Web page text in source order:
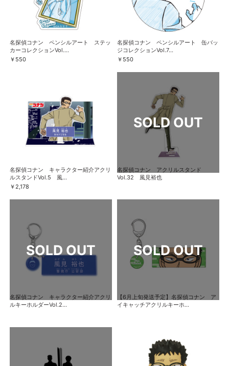
名探偵コナン ペンシルアート ステッ
カーコレクションVol....
￥550
名探偵コナン ペンシルアート 缶バッ
ジコレクションVol.7...
￥550
名探偵コナン キャラクター紹介アクリ
ルスタンドVol.5 風...
￥2,178
名探偵コナン アクリルスタンド
Vol.32 風見裕也
名探偵コナン キャラクター紹介アクリ
ルキーホルダーVol.2...
【6月上旬発送予定】名探偵コナン ア
イキャッチアクリルキーホ...